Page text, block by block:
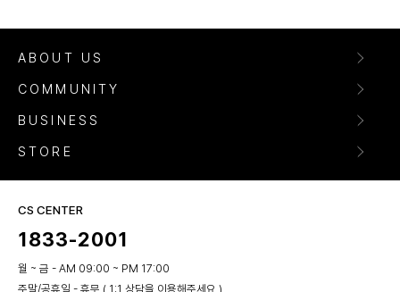
ABOUT US
COMMUNITY
BUSINESS
STORE
CS CENTER
1833-2001
월 ~ 금 - AM 09:00 ~ PM 17:00
주말/공휴일 - 휴무 ( 1:1 상담을 이용해주세요 )